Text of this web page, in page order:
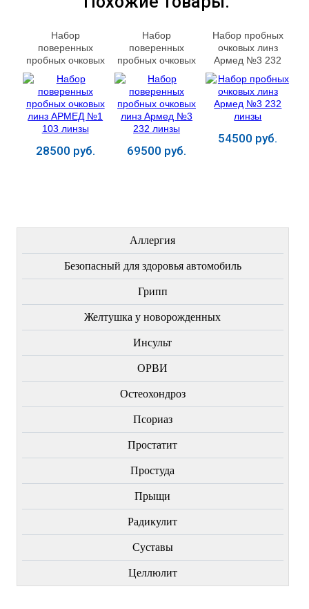
Набор
поверенных
пробных очковых
линз АРМЕД №1
103 линзы
28500 руб.
Набор
поверенных
пробных очковых
линз Армед №3
232 линзы
69500 руб.
Набор пробных
очковых линз
Армед №3 232
54500 руб.
Аллергия
Безопасный для здоровья автомобиль
Грипп
Желтушка у новорожденных
Инсульт
ОРВИ
Остеохондроз
Пcориаз
Простатит
Простуда
Прыщи
Радикулит
Суставы
Целлюлит